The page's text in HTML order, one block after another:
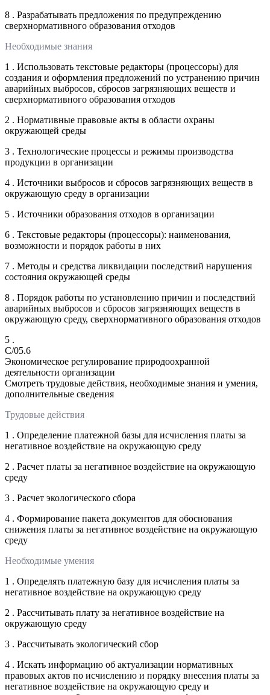
8 . Разрабатывать предложения по предупреждению
сверхнормативного образования отходов
Необходимые знания
1 . Использовать текстовые редакторы (процессоры) для
создания и оформления предложений по устранению причин
аварийных выбросов, сбросов загрязняющих веществ и
сверхнормативного образования отходов
2 . Нормативные правовые акты в области охраны
окружающей среды
3 . Технологические процессы и режимы производства
продукции в организации
4 . Источники выбросов и сбросов загрязняющих веществ в
окружающую среду в организации
5 . Источники образования отходов в организации
6 . Текстовые редакторы (процессоры): наименования,
возможности и порядок работы в них
7 . Методы и средства ликвидации последствий нарушения
состояния окружающей среды
8 . Порядок работы по установлению причин и последствий
аварийных выбросов и сбросов загрязняющих веществ в
окружающую среду, сверхнормативного образования отходов
5 .
C/05.6
Экономическое регулирование природоохранной
деятельности организации
Смотреть трудовые действия, необходимые знания и умения,
дополнительные сведения
Трудовые действия
1 . Определение платежной базы для исчисления платы за
негативное воздействие на окружающую среду
2 . Расчет платы за негативное воздействие на окружающую
среду
3 . Расчет экологического сбора
4 . Формирование пакета документов для обоснования
снижения платы за негативное воздействие на окружающую
среду
Необходимые умения
1 . Определять платежную базу для исчисления платы за
негативное воздействие на окружающую среду
2 . Рассчитывать плату за негативное воздействие на
окружающую среду
3 . Рассчитывать экологический сбор
4 . Искать информацию об актуализации нормативных
правовых актов по исчислению и порядку внесения платы за
негативное воздействие на окружающую среду и